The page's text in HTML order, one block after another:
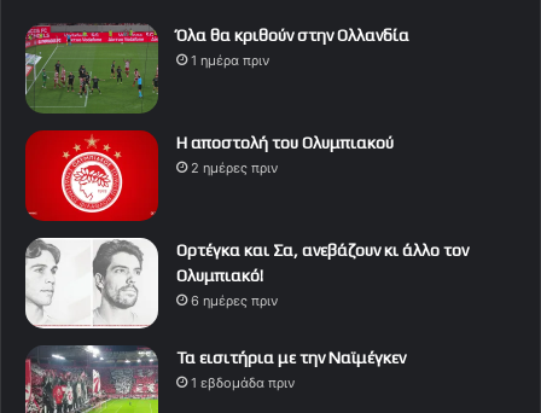
Όλα θα κριθούν στην Ολλανδία
1 ημέρα πριν
Η αποστολή του Ολυμπιακού
2 ημέρες πριν
Ορτέγκα και Σα, ανεβάζουν κι άλλο τον
Ολυμπιακό!
6 ημέρες πριν
Τα εισιτήρια με την Ναϊμέγκεν
1 εβδομάδα πριν